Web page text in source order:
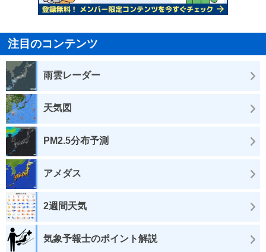
注目のコンテンツ
雨雲レーダー
天気図
PM2.5分布予測
アメダス
2週間天気
気象予報士のポイント解説